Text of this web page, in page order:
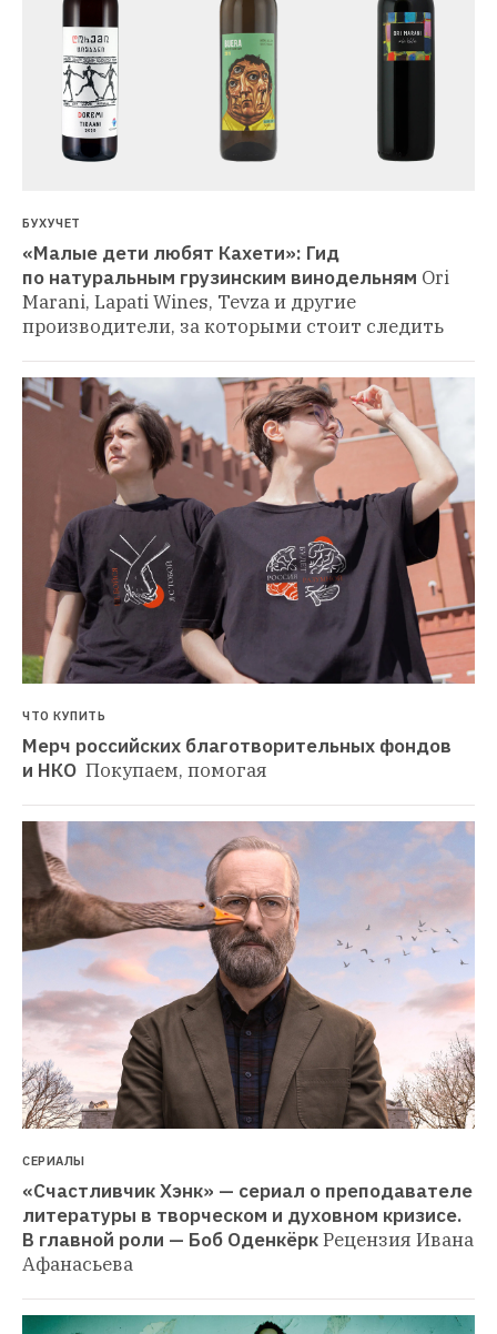
БУХУЧЕТ
«Малые дети любят Кахети»: Гид
по натуральным грузинским винодельням Ori
Marani, Lapati Wines, Tevza и другие
производители, за которыми стоит следить
ЧТО КУПИТЬ
Мерч российских благотворительных фондов
и НКО Покупаем, помогая
СЕРИАЛЫ
«Счастливчик Хэнк» — сериал о преподавателе
литературы в творческом и духовном кризисе.
В главной роли — Боб ОденкёркРецензия Ивана
Афанасьева